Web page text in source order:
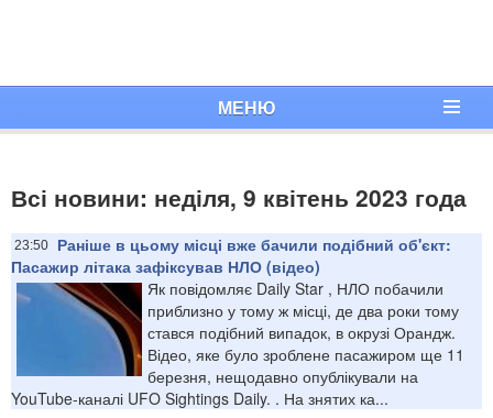
МЕНЮ
Всі новини: неділя, 9 квітень 2023 года
23:50
Раніше в цьому місці вже бачили подібний об'єкт:
Пасажир літака зафіксував НЛО (відео)
Як повідомляє Daily Star , НЛО побачили
приблизно у тому ж місці, де два роки тому
стався подібний випадок, в окрузі Орандж.
Відео, яке було зроблене пасажиром ще 11
березня, нещодавно опублікували на
YouTube-каналі UFO Sightings Daily. . На знятих ка...